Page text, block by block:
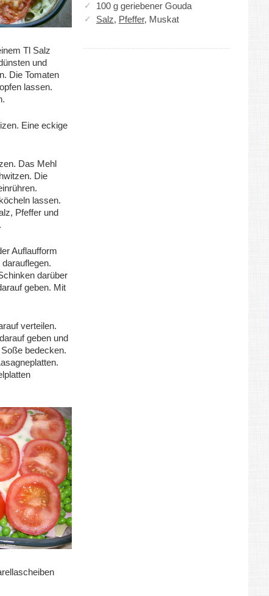
100 g geriebener Gouda
Salz, Pfeffer, Muskat
Tl Salz
und
Die Tomaten
lassen.
Eine eckige
Das Mehl
Die
lassen.
Pfeffer und
.
Auflaufform
darüber
geben. Mit
verteilen.
geben und
bedecken.